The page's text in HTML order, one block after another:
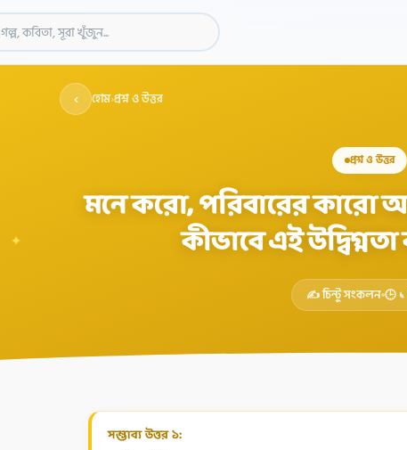
গল্প, কবিতা, সূরা খুঁজুন...
✦
‹ হোম›প্রশ্ন ও উত্তর
প্রশ্ন ও উত্তর
মনে করো, পরিবারের কারো
কীভাবে এই
✍️ চিন্টু সংকলন 🕒 ১
সম্ভাব্য উত্তর ১: